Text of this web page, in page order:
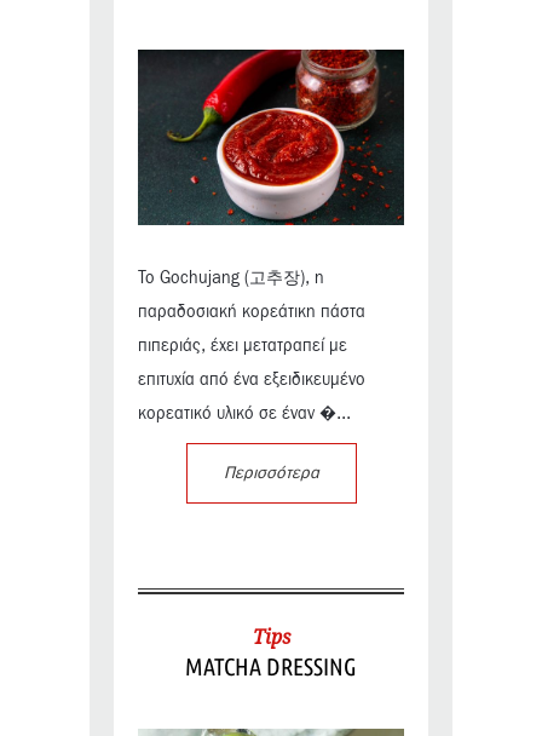
Το Gochujang (고추장), η
παραδοσιακή κορεάτικη πάστα
πιπεριάς, έχει μετατραπεί με
επιτυχία από ένα εξειδικευμένο
κορεατικό υλικό σε έναν �...
Περισσότερα
Tips
MATCHA DRESSING